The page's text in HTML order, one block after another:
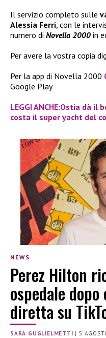
Il servizio completo sulle
Alessia Ferri, con le
numero di Novella 2000 in
Per avere la vostra copia
Per la app di Novella 2000
Google Play
LEGGI ANCHE:Ostia dà
costa il super yacht del
NEWS
Perez Hilton
ospedale
diretta su
SARA GUGLIELMETTI |5